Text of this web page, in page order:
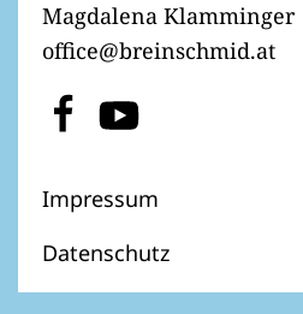
Magdalena Klamminger
office@breinschmid.at
Impressum
Datenschutz